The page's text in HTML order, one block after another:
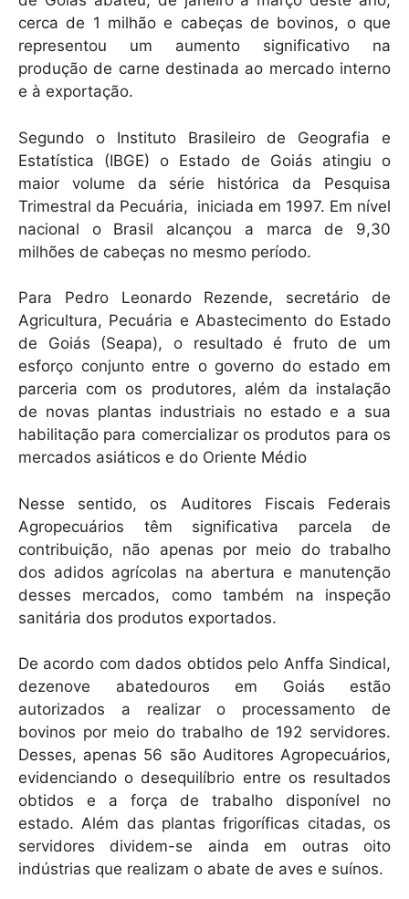
p o
k
cerca de 1 milhão e cabeças de bovinos, o que
representou um aumento significativo na
produção de carne destinada ao mercado interno
e à exportação.
Segundo o Instituto Brasileiro de Geografia e
Estatística (IBGE) o Estado de Goiás atingiu o
maior volume da série histórica da Pesquisa
Trimestral da Pecuária, iniciada em 1997. Em nível
nacional o Brasil alcançou a marca de 9,30
milhões de cabeças no mesmo período.
Para Pedro Leonardo Rezende, secretário de
Agricultura, Pecuária e Abastecimento do Estado
de Goiás (Seapa), o resultado é fruto de um
esforço conjunto entre o governo do estado em
parceria com os produtores, além da instalação
de novas plantas industriais no estado e a sua
habilitação para comercializar os produtos para os
mercados asiáticos e do Oriente Médio
Nesse sentido, os Auditores Fiscais Federais
Agropecuários têm significativa parcela de
contribuição, não apenas por meio do trabalho
dos adidos agrícolas na abertura e manutenção
desses mercados, como também na inspeção
sanitária dos produtos exportados.
De acordo com dados obtidos pelo Anffa Sindical,
dezenove abatedouros em Goiás estão
autorizados a realizar o processamento de
bovinos por meio do trabalho de 192 servidores.
Desses, apenas 56 são Auditores Agropecuários,
evidenciando o desequilíbrio entre os resultados
obtidos e a força de trabalho disponível no
estado. Além das plantas frigoríficas citadas, os
servidores dividem-se ainda em outras oito
indústrias que realizam o abate de aves e suínos.